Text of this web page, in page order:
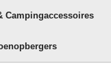
Campingaccessoires